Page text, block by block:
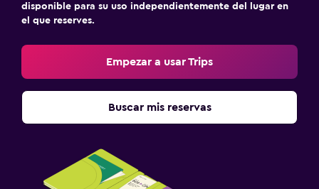
disponible para su uso independientemente del lugar en
el que reserves.
Empezar a usar Trips
Buscar mis reservas